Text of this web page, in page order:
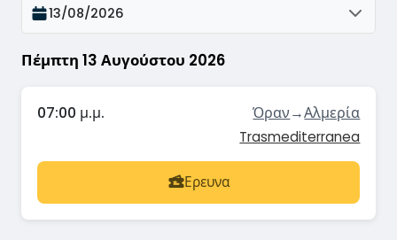
Πέμπτη 13 Αυγούστου 2026
13/08/2026
07:00 μ.μ. Όραν→Αλμερία
Trasmediterranea
Ερευνα